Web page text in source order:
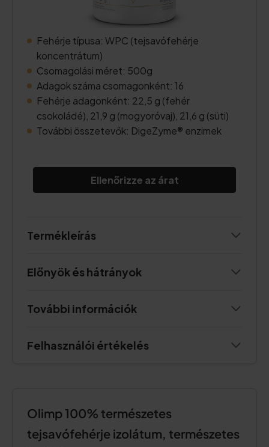
Fehérje típusa: WPC (tejsavófehérje
koncentrátum)
Csomagolási méret: 500g
Adagok száma csomagonként: 16
Fehérje adagonként: 22,5 g (fehér
csokoládé), 21,9 g (mogyoróvaj), 21,6 g (süti)
További összetevők: DigeZyme® enzimek
Ellenőrizze az árat
Termékleírás
Előnyök és hátrányok
További információk
Felhasználói értékelés
Olimp 100% természetes
tejsavófehérje izolátum, természetes